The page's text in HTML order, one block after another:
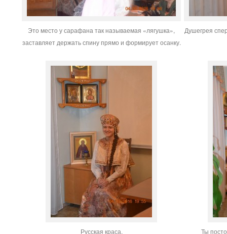
Это место у сарафана так называемая «лягушка»,
заставляет держать спину прямо и формирует осанку.
Душегрея
Русская краса.
Ты